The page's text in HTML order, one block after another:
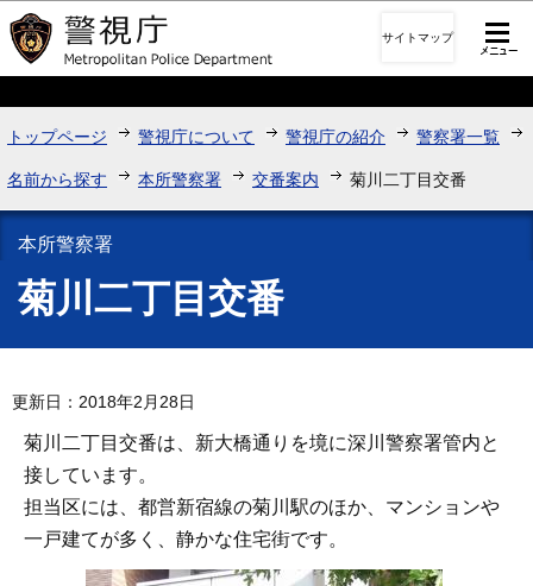
このページの本文へ移動
サイトマップ
トップページ 警視庁について 警視庁の紹介 警察署一覧
名前から探す 本所警察署 交番案内 菊川二丁目交番
本所警察署
菊川二丁目交番
更新日：2018年2月28日
菊川二丁目交番は、新大橋通りを境に深川警察署管内と
接しています。
担当区には、都営新宿線の菊川駅のほか、マンションや
一戸建てが多く、静かな住宅街です。